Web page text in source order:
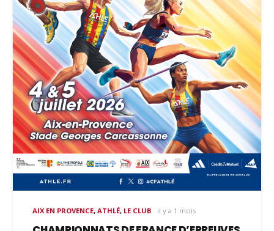
AIX EN PROVENCE,ATHLÉ, LE CLUB il y a 1 mois